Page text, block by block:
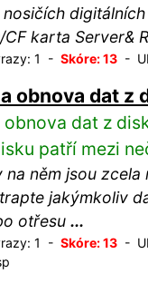
CF karta Server&
1 - Skóre: 13-
obnova dat
obnova dat z
patří mezi
na něm jsou
jakýmkoliv
otřesu ...
1 - Skóre: 13-